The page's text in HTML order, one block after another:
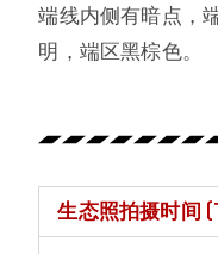
端线内侧有暗点，
明，端区黑棕色。
生态照拍摄时间